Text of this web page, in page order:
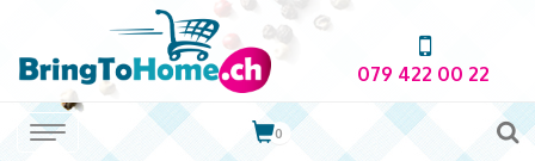
079 422 00 22
0